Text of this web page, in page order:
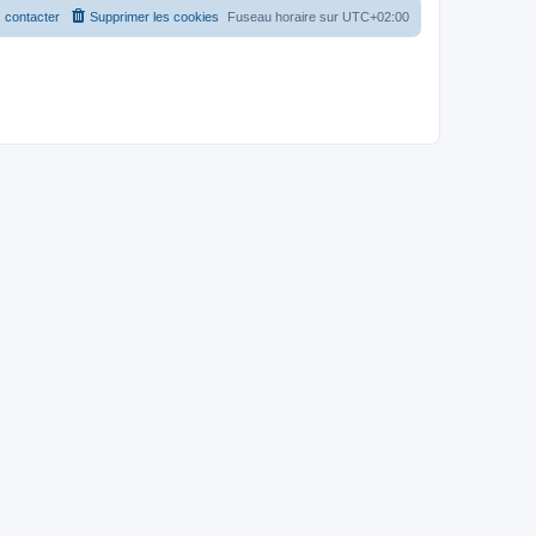
Fuseau horaire sur UTC+02:00
Supprimer les cookies
contacter